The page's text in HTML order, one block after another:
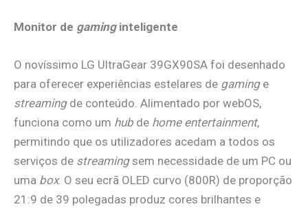
Monitor de gaminginteligente
O novíssimo LG UltraGear 39GX90SA foi desenhado
para oferecer experiências estelares de gaminge
streamingde conteúdo. Alimentado por webOS,
funciona como um hub de home entertainment,
permitindo que os utilizadores acedam a todos os
serviços de streamingsem necessidade de um PC ou
uma box. O seu ecrã OLED curvo (800R) de proporção
21:9 de 39 polegadas produz cores brilhantes e